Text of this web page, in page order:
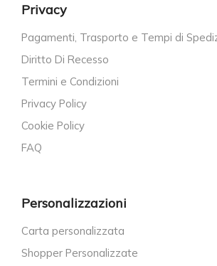
Privacy
Pagamenti, Trasporto e Tempi di
Diritto Di Recesso
Termini e Condizioni
Privacy Policy
Cookie Policy
FAQ
Personalizzazioni
Carta personalizzata
Shopper Personalizzate